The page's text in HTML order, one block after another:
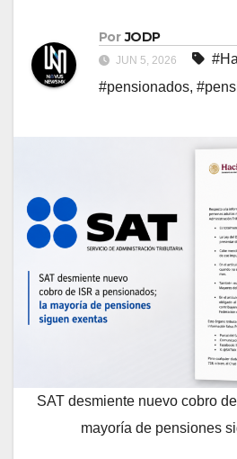
Por JODP
JUN 5, 2026
#pensionados,
SAT desmiente nuevo cobro
mayoría de pensiones